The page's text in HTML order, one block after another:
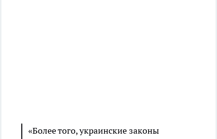
«Более того, украинские законы